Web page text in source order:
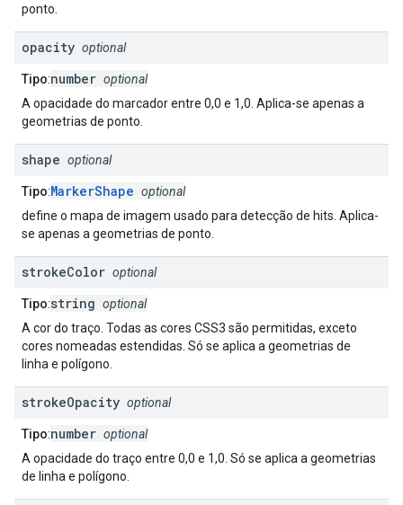
ponto.
opacity optional
Tipo:number optional
A opacidade do marcador entre 0,0 e 1,0. Aplica-se apenas a
geometrias de ponto.
shape optional
Tipo:MarkerShape optional
define o mapa de imagem usado para detecção de hits. Aplica-
se apenas a geometrias de ponto.
strokeColor optional
Tipo:string optional
A cor do traço. Todas as cores CSS3 são permitidas, exceto
cores nomeadas estendidas. Só se aplica a geometrias de
linha e polígono.
strokeOpacity optional
Tipo:number optional
A opacidade do traço entre 0,0 e 1,0. Só se aplica a geometrias
de linha e polígono.